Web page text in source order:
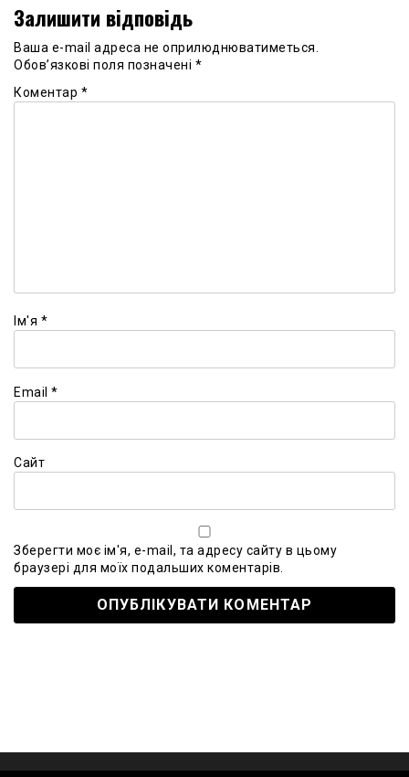
Залишити відповідь
Ваша e-mail адреса не оприлюднюватиметься.
Обов’язкові поля позначені *
Коментар *
Ім'я *
Email *
Сайт
Зберегти моє ім'я, e-mail, та адресу сайту в цьому
браузері для моїх подальших коментарів.